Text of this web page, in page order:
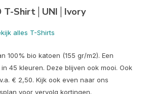
T-Shirt│UNI│Ivory
alles T-Shirts
100% bio katoen (155 gr/m2). Een
45 kleuren. Deze blijven ook mooi. Ook
€ 2,50. Kijk ook even naar ons
voor vervolg kortingen.